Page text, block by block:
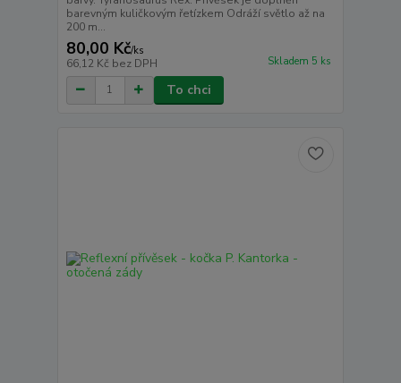
barevným kuličkovým řetízkem Odráží světlo až na
200 m...
80,00 Kč/ks
66,12 Kč bez DPH Skladem 5 ks
To chci